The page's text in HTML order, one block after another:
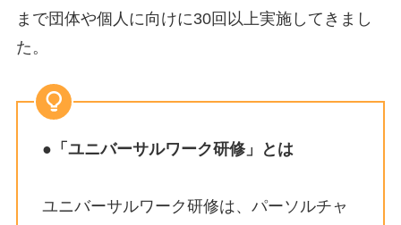
まで団体や個人に向けに30回以上実施してきまし
た。
●「ユニバーサルワーク研修」とは
ユニバーサルワーク研修は、パーソルチャ